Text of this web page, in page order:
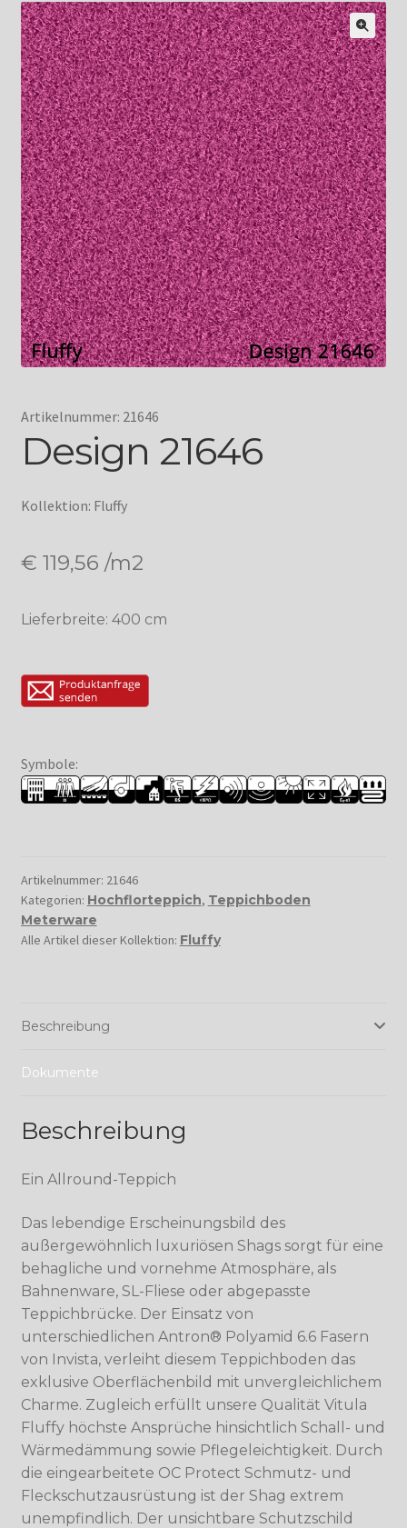
Artikelnummer: 21646
Design 21646
Kollektion: Fluffy
€ 119,56 /m2
Lieferbreite: 400 cm
Symbole:
Artikelnummer: 21646
Kategorien: Hochflorteppich, Teppichboden
Meterware
Alle Artikel dieser Kollektion: Fluffy
Beschreibung
Dokumente
Beschreibung
Ein Allround-Teppich
Das lebendige Erscheinungsbild des
außergewöhnlich luxuriösen Shags sorgt für eine
behagliche und vornehme Atmosphäre, als
Bahnenware, SL-Fliese oder abgepasste
Teppichbrücke. Der Einsatz von
unterschiedlichen Antron® Polyamid 6.6 Fasern
von Invista, verleiht diesem Teppichboden das
exklusive Oberflächenbild mit unvergleichlichem
Charme. Zugleich erfüllt unsere Qualität Vitula
Fluffy höchste Ansprüche hinsichtlich Schall- und
Wärmedämmung sowie Pflegeleichtigkeit. Durch
die eingearbeitete OC Protect Schmutz- und
Fleckschutzausrüstung ist der Shag extrem
unempfindlich. Der unsichtbare Schutzschild